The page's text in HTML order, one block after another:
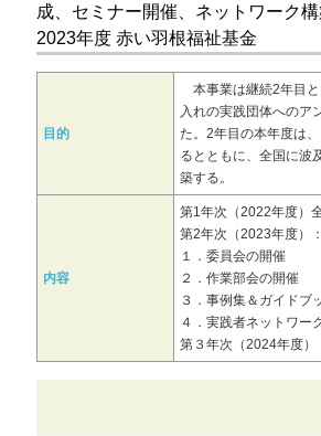
成、セミナー開催、ネットワーク
2023年度 赤い羽根福祉基金
目的
本事業は継続2年目と
入れの実践団体へのア
た。2年目の本年度は
るとともに、全国に波
築する。
内容
第1年次（2022年度）
第2年次（2023年度）
１．委員会の開催
２．作業部会の開催
３．事例集＆ガイドブ
４．実践者ネットワー
第３年次（2024年度）